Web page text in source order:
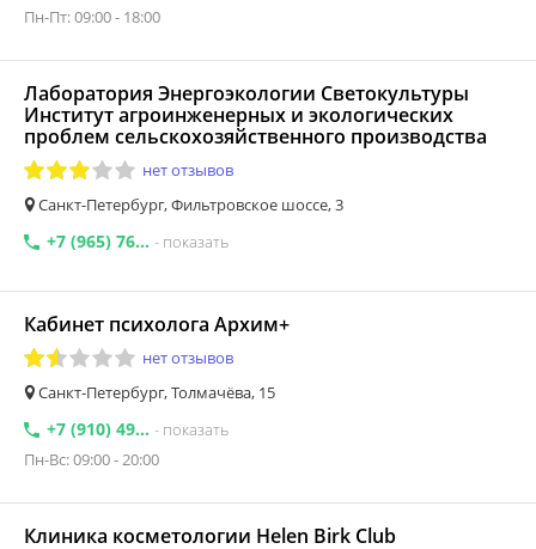
Пн-Пт: 09:00 - 18:00
Лаборатория Энергоэкологии Светокультуры
Институт агроинженерных и экологических
проблем сельскохозяйственного производства
нет отзывов
Санкт-Петербург, Фильтровское шоссе, 3
+7 (965) 76... - показать
Кабинет психолога Архим+
нет отзывов
Санкт-Петербург, Толмачёва, 15
+7 (910) 49... - показать
Пн-Вс: 09:00 - 20:00
Клиника косметологии Helen Birk Club